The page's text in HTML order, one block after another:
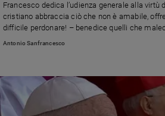
Francesco dedica l’udienza generale alla virtù
cristiano abbraccia ciò che non è amabile,
difficile perdonare! – benedice quelli che
ardito da sembrare quasi impossibile, eppure
Antonio Sanfrancesco